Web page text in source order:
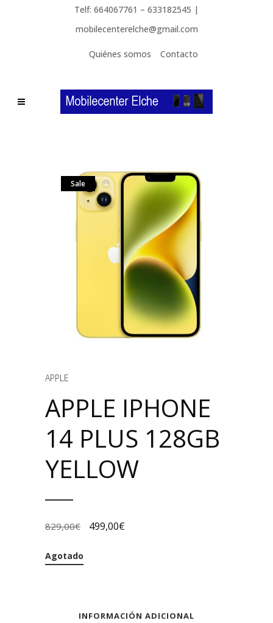
Telf: 664067761 – 633182545 |
mobilecenterelche@gmail.com
Quiénes somos Contacto
Sale
APPLE
APPLE IPHONE
14 PLUS 128GB
YELLOW
829,00€ 499,00€
Agotado
INFORMACIÓN ADICIONAL